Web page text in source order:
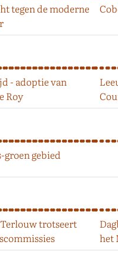
tegen de moderne
- adoptie van
Roy
groen gebied
trotseert
het